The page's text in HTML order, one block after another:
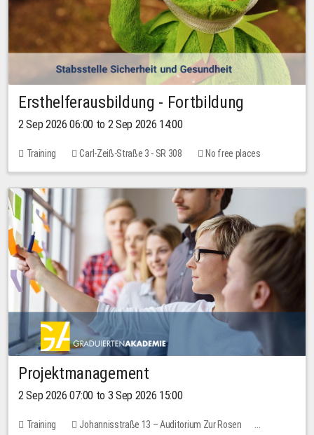
Ersthelferausbildung - Fortbildung
2 Sep 2026 06:00 to 2 Sep 2026 14:00
Training Carl-Zeiß-Straße 3 - SR 308 No free places
Projektmanagement
2 Sep 2026 07:00 to 3 Sep 2026 15:00
Training
Johannisstraße 13 – Auditorium Zur Rosen